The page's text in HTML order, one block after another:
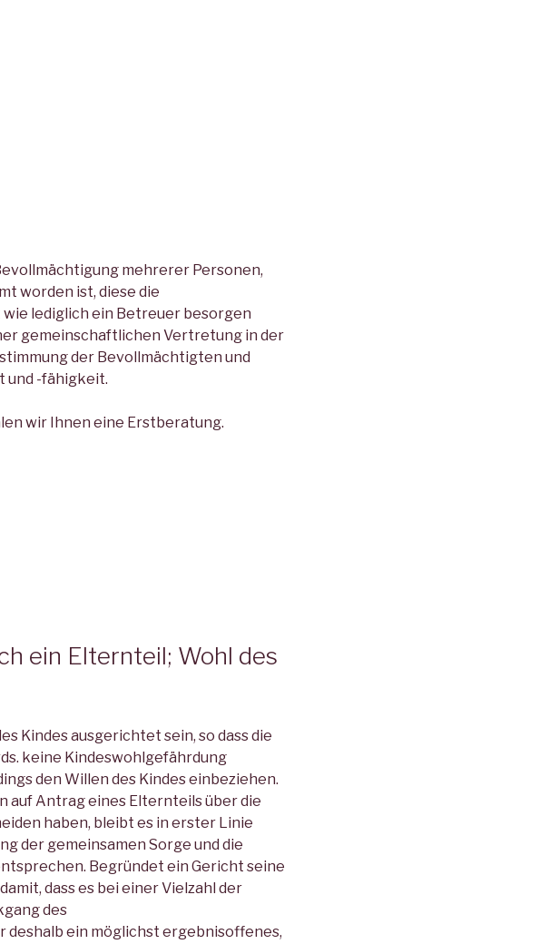
mehrerer Personen,
worden ist, diese die
lediglich ein Betreuer besorgen
gemeinschaftlichen Vertretung in der
der Bevollmächtigten und
und -fähigkeit.
wir Ihnen eine Erstberatung.
ein Elternteil; Wohl des
Kindes ausgerichtet sein, so dass die
keine Kindeswohlgefährdung
den Willen des Kindes einbeziehen.
auf Antrag eines Elternteils über die
haben, bleibt es in erster Linie
der gemeinsamen Sorge und die
Begründet ein Gericht seine
dass es bei einer Vielzahl der
des
deshalb ein möglichst ergebnisoffenes,